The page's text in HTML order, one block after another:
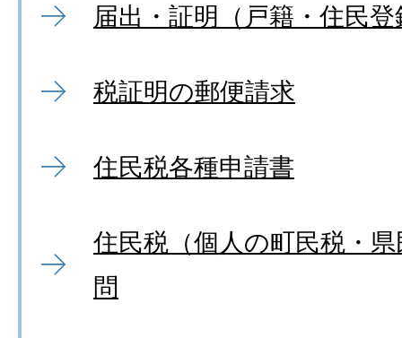
届出・証明（戸籍・住民
税証明の郵便請求
住民税各種申請書
住民税（個人の町民税・
問